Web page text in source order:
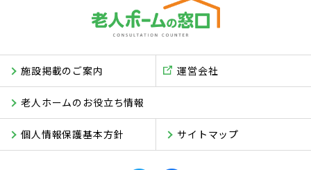
施設掲載のご案内
老人ホームのお役立ち情報
サイトマップ
運営会社
個人情報保護基本方針